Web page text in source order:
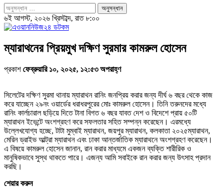
৬ই আগস্ট, ২০২৬ খ্রিস্টাব্দ, রাত ৮:০০
ম্যারাথনের প্রিয়মুখ দক্ষিণ সুরমার কামরুল হোসেন
প্রকাশফেব্রুয়ারি ১০, ২০২৫, ১২:৫৩ অপরাহ্ণ
সিলেটের দক্ষিণ সুরমা থানায় ম্যারাথন রানিং জনপ্রিয় করার জন্য দীর্ঘ ৬ বছর থেকে কাজ
করে যাচ্ছেন ২৯নং ওয়ার্ডের ধরাধরপুরের মোঃ কামরুল হোসেন। তিনি তরুনদের মধ্যে
রানিং কার্লচারাল ছড়িয়ে দিতে টানা বিগত ৬ বছর যাবত দেশ ও বিদেশে প্রায় ৫০টি
ম্যারাথন ইভেন্টে অংশগ্রহণ করে সফলতার সহিত সম্পন্ন করেছেন। এরমধ্যে
উল্লেখযোগ্য হচ্ছে, টাটা মুম্বাই ম্যারাথন, জয়পুর ম্যারাথন, কলকাতা ২০২৫ম্যারাথন,
মেরিন ড্রাইভ আল্ট্রা ম্যারাথন এবং ঢাকা আন্তর্জাতিক ম্যারাথনে অংশগ্রহণ করেছেন।
এ বিষয়ে কামরুল হোসেন জানান, রান করার মাধ্যমে একজন ব্যক্তি শারীরিক ও
মানুষিকভাবে সুস্থ থাকতে পারে। এজন্য আমি সবাইকে রান করার জন্য উৎসাহ প্রদান
করছি।
শেয়ার করুন